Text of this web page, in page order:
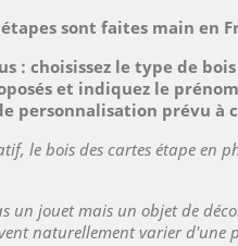
étapes sont faites main en
: choisissez le type de
et indiquez le
personnalisation prévu à
le bois des cartes étape en
un jouet mais un objet de
naturellement varier d'une